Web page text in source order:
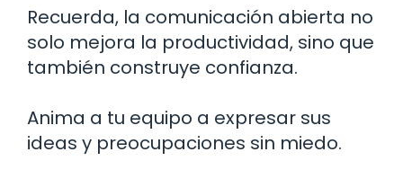
Recuerda, la comunicación abierta no
solo mejora la productividad, sino que
también construye confianza.
Anima a tu equipo a expresar sus
ideas y preocupaciones sin miedo.